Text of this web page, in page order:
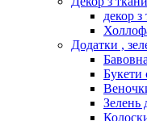
декор
Додатки ,
Букети
Зелень